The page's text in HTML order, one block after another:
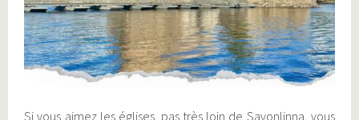
Si vous aimez les églises, pas très loin de Savonlinna, vous